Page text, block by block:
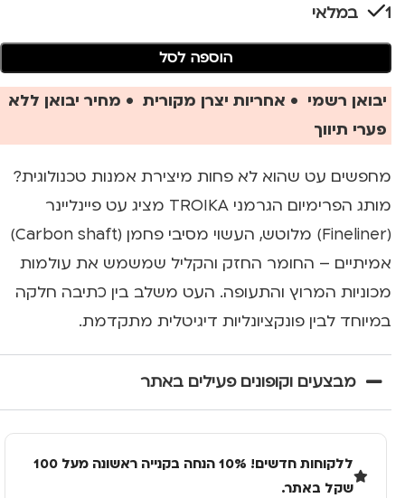
1 במלאי
הוספה לסל
יבואן רשמי • אחריות יצרן מקורית • מחיר יבואן ללא
פערי תיווך
מחפשים עט שהוא לא פחות מיצירת אמנות טכנולוגית?
מותג הפרימיום הגרמני TROIKA מציג עט פיינליינר
(Fineliner) מלוטש, העשוי מסיבי פחמן (Carbon shaft)
אמיתיים – החומר החזק והקליל שמשמש את עולמות
מכוניות המרוץ והתעופה. העט משלב בין כתיבה חלקה
במיוחד לבין פונקציונליות דיגיטלית מתקדמת.
מבצעים וקופונים פעילים באתר
ללקוחות חדשים! 10% הנחה בקנייה ראשונה מעל 100
שקל באתר.